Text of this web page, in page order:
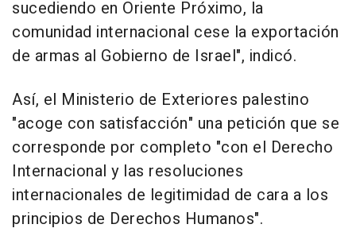
sucediendo en Oriente Próximo, la
comunidad internacional cese la exportación
de armas al Gobierno de Israel", indicó.
Así, el Ministerio de Exteriores palestino
"acoge con satisfacción" una petición que se
corresponde por completo "con el Derecho
Internacional y las resoluciones
internacionales de legitimidad de cara a los
principios de Derechos Humanos".